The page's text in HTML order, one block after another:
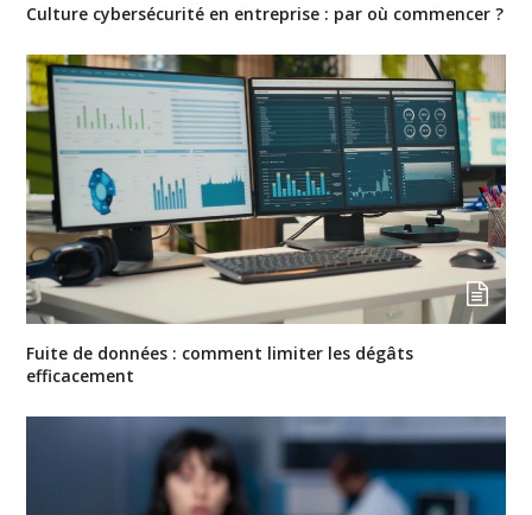
Culture cybersécurité en entreprise : par où commencer ?
Fuite de données : comment limiter les dégâts
efficacement